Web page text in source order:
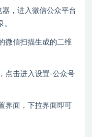
，进入微信公众平台
微信扫描生成的二维
点击进入设置-公众号
面，下拉界面即可